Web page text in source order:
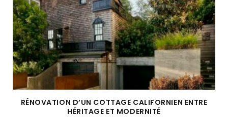
RÉNOVATION D’UN COTTAGE CALIFORNIEN ENTRE
HÉRITAGE ET MODERNITÉ